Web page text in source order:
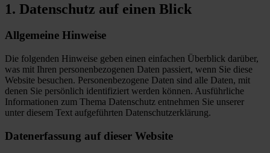
1. Datenschutz auf einen Blick
Allgemeine Hinweise
Die folgenden Hinweise geben einen einfachen Überblick darüber,
was mit Ihren personenbezogenen Daten passiert, wenn Sie diese
Website besuchen. Personenbezogene Daten sind alle Daten, mit
denen Sie persönlich identifiziert werden können. Ausführliche
Informationen zum Thema Datenschutz entnehmen Sie unserer
unter diesem Text aufgeführten Datenschutzerklärung.
Datenerfassung auf dieser Website